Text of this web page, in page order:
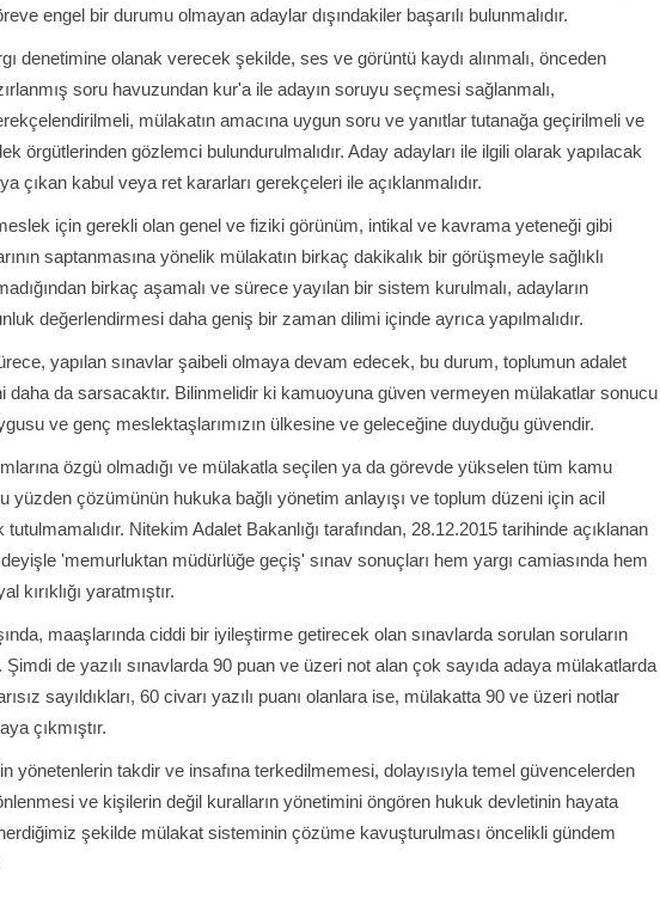
engel bir durumu olmayan adaylar dışındakiler başarılı bulunmalıdır.
denetimine olanak verecek şekilde, ses ve görüntü kaydı alınmalı, önceden
soru havuzundan kur'a ile adayın soruyu seçmesi sağlanmalı,
mülakatın amacına uygun soru ve yanıtlar tutanağa geçirilmeli ve
örgütlerinden gözlemci bulundurulmalıdır. Aday adayları ile ilgili olarak yapılacak
çıkan kabul veya ret kararları gerekçeleri ile açıklanmalıdır.
meslek için gerekli olan genel ve fiziki görünüm, intikal ve kavrama yeteneği gibi
saptanmasına yönelik mülakatın birkaç dakikalık bir görüşmeyle sağlıklı
birkaç aşamalı ve sürece yayılan bir sistem kurulmalı, adayların
değerlendirmesi daha geniş bir zaman dilimi içinde ayrıca yapılmalıdır.
yapılan sınavlar şaibeli olmaya devam edecek, bu durum, toplumun adalet
daha da sarsacaktır. Bilinmelidir ki kamuoyuna güven vermeyen mülakatlar sonucu
ve genç meslektaşlarımızın ülkesine ve geleceğine duyduğu güvendir.
özgü olmadığı ve mülakatla seçilen ya da görevde yükselen tüm kamu
yüzden çözümünün hukuka bağlı yönetim anlayışı ve toplum düzeni için acil
Nitekim Adalet Bakanlığı tarafından, 28.12.2015 tarihinde açıklanan
'memurluktan müdürlüğe geçiş' sınav sonuçları hem yargı camiasında hem
yaratmıştır.
maaşlarında ciddi bir iyileştirme getirecek olan sınavlarda sorulan soruların
de yazılı sınavlarda 90 puan ve üzeri not alan çok sayıda adaya mülakatlarda
sayıldıkları, 60 civarı yazılı puanı olanlara ise, mülakatta 90 ve üzeri notlar
çıkmıştır.
yönetenlerin takdir ve insafına terkedilmemesi, dolayısıyla temel güvencelerden
ve kişilerin değil kuralların yönetimini öngören hukuk devletinin hayata
şekilde mülakat sisteminin çözüme kavuşturulması öncelikli gündem